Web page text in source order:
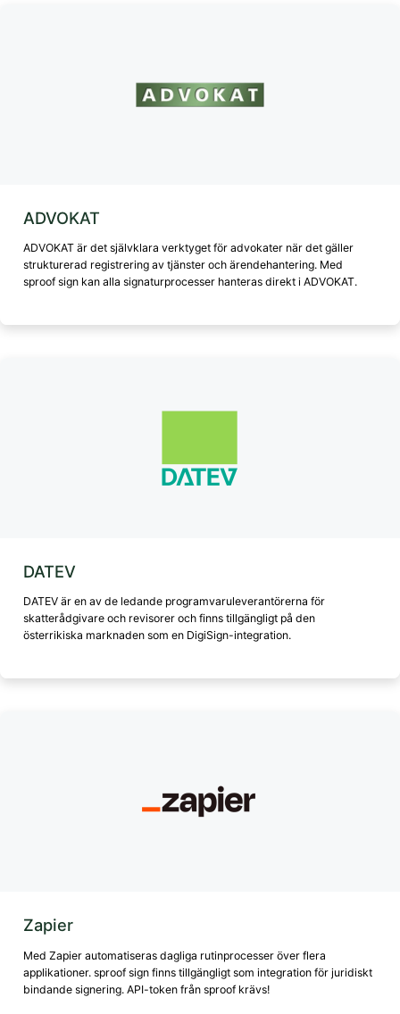
ADVOKAT
ADVOKAT är det självklara verktyget för advokater när det gäller
strukturerad registrering av tjänster och ärendehantering. Med
sproof sign kan alla signaturprocesser hanteras direkt i ADVOKAT.
DATEV
DATEV är en av de ledande programvaruleverantörerna för
skatterådgivare och revisorer och finns tillgängligt på den
österrikiska marknaden som en DigiSign-integration.
Zapier
Med Zapier automatiseras dagliga rutinprocesser över flera
applikationer. sproof sign finns tillgängligt som integration för juridiskt
bindande signering. API-token från sproof krävs!